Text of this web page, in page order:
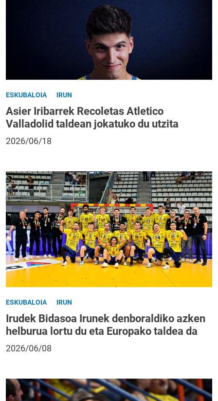
ESKUBALOIA IRUN
Asier Iribarrek Recoletas Atletico
Valladolid taldean jokatuko du utzita
2026/06/18
ESKUBALOIA IRUN
Irudek Bidasoa Irunek denboraldiko azken
helburua lortu du eta Europako taldea da
2026/06/08